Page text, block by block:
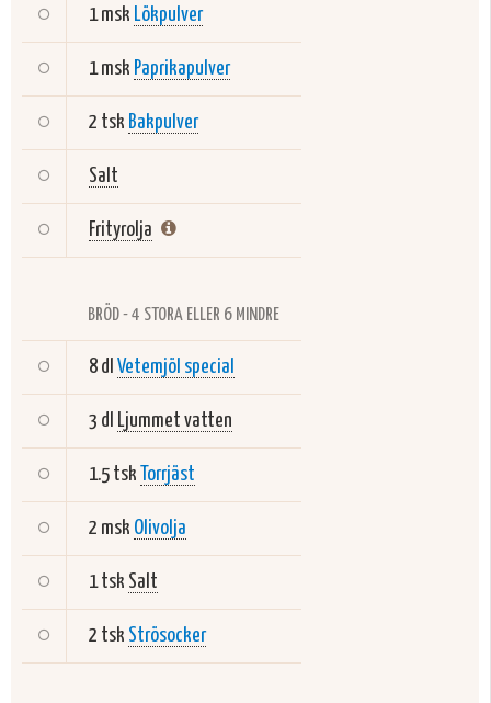
1 msk Lökpulver
1 msk Paprikapulver
2 tsk Bakpulver
Salt
Frityrolja
BRÖD - 4 STORA ELLER 6 MINDRE
8 dl Vetemjöl special
3 dl Ljummet vatten
1.5 tsk Torrjäst
2 msk Olivolja
1 tsk Salt
2 tsk Strösocker